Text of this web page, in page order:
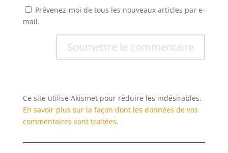
Prévenez-moi de tous les nouveaux articles par e-
mail.
Soumettre le commentaire
Ce site utilise Akismet pour réduire les indésirables.
En savoir plus sur la façon dont les données de vos
commentaires sont traitées.